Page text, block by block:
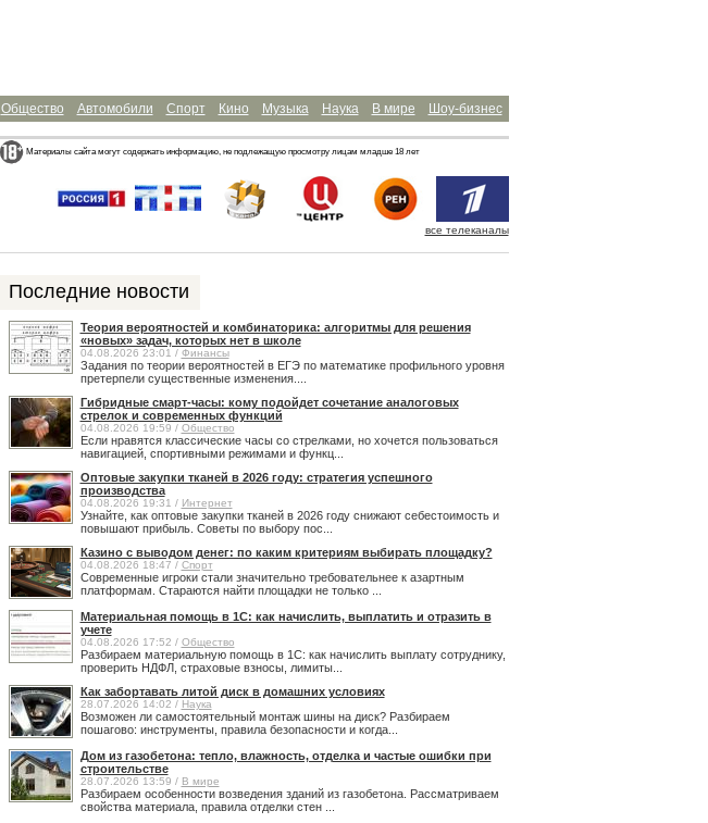
Шоу-бизнес
В мире
Наука
Музыка
Кино
Спорт
Автомобили
Общество
Материалы сайта могут содержать информацию, не подлежащую просмотру лицам младше 18 лет
все телеканалы
Последние новости
Теория вероятностей и комбинаторика: алгоритмы для решения
«новых» задач, которых нет в школе
04.08.2026 23:01 / Финансы
Задания по теории вероятностей в ЕГЭ по математике профильного уровня
претерпели существенные изменения....
Гибридные смарт-часы: кому подойдет сочетание аналоговых
стрелок и современных функций
04.08.2026 19:59 / Общество
Если нравятся классические часы со стрелками, но хочется пользоваться
навигацией, спортивными режимами и функц...
Оптовые закупки тканей в 2026 году: стратегия успешного
производства
04.08.2026 19:31 / Интернет
Узнайте, как оптовые закупки тканей в 2026 году снижают себестоимость и
повышают прибыль. Советы по выбору пос...
Казино с выводом денег: по каким критериям выбирать площадку?
04.08.2026 18:47 / Спорт
Современные игроки стали значительно требовательнее к азартным
платформам. Стараются найти площадки не только ...
Материальная помощь в 1С: как начислить, выплатить и отразить в
учете
04.08.2026 17:52 / Общество
Разбираем материальную помощь в 1С: как начислить выплату сотруднику,
проверить НДФЛ, страховые взносы, лимиты...
Как забортавать литой диск в домашних условиях
28.07.2026 14:02 / Наука
Возможен ли самостоятельный монтаж шины на диск? Разбираем
пошагово: инструменты, правила безопасности и когда...
Дом из газобетона: тепло, влажность, отделка и частые ошибки при
строительстве
28.07.2026 13:59 / В мире
Разбираем особенности возведения зданий из газобетона. Рассматриваем
свойства материала, правила отделки стен ...